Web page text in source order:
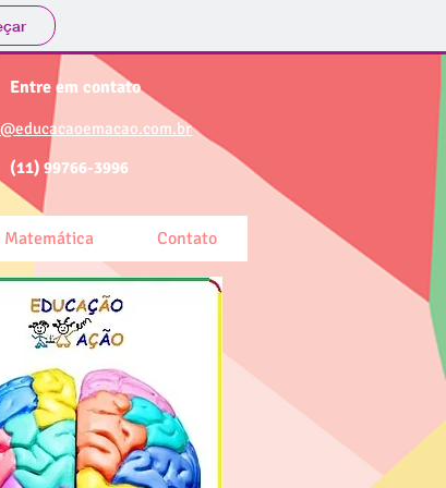
Entre em contato
(11) 99766-3996
Matemática Contato